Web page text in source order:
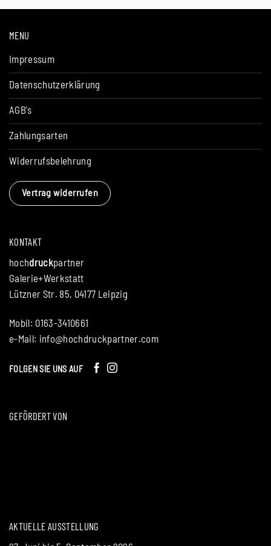
KONTAKT
hochdruckpartner
Galerie+Werkstatt
Lützner Str. 85, 04177 Leipzig
Mobil: 0163-3410661
e-Mail: info@hochdruckpartner.com
FOLGEN SIE UNS AUF
GEFÖRDERT VON
AKTUELLE AUSSTELLUNG
MENU
Impressum
Datenschutzerklärung
AGB's
Zahlungsarten
Widerrufsbelehrung
Vertrag widerrufen